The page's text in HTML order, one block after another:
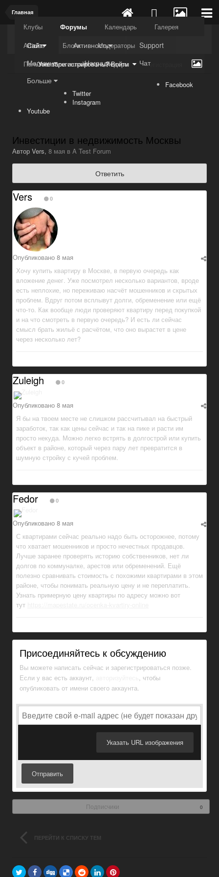
Главная
Kuli4kam.net Дружный форум
Сайт
Клубы Форумы Календарь
Галерея
Articles
Блоги
Модераторы
Пользователи онлайн
Лидеры
Активность
Support
Магазин
Награды
Чат
Больше
Уже зарегистрированы? Войти Регистрация
Facebook
Twitter
Instagram
Youtube
Инвестиции в недвижимость Москвы
Автор Vers, 8 мая в A Test Forum
Ответить
Vers 0
Опубликовано 8 мая
Хочу купить квартиру в Москве, в первую очередь как
вложение денег. Уже посмотрел несколько вариантов, вроде
есть неплохие, но переживаю насчёт мошенников и скрытых
проблем. Вдруг потом всплывут долги, обременение или ещё
что-то. Как вообще люди проверяют квартиру перед покупкой
и на что смотреть в первую очередь? И есть ли сейчас
смысл брать жильё с расчётом, что оно вырастет в цене
через несколько лет?
Zuleigh 0
Опубликовано 8 мая
Я бы на твоем месте не слишком рассчитывал на быстрый
заработок, так как цены сейчас и так на пике и расти им
просто некуда. Можно легко встрять в долгострой или купить
объект в районе, который через пару лет превратится в
шумную стройку с кучей проблем.
Fedor 0
Опубликовано 8 мая
С квартирами сейчас реально надо быть осторожнее, потому
что хватает мошенников и просто нечестных продавцов.
Лучше заранее проверять историю собственников, нет ли
долгов по коммуналке, арестов или обременений. Ещё
полезно сравнивать стоимость с похожими квартирами в этом
районе, чтобы понимать реальную цену и не переплатить.
Узнать примерную цену квартиры по адресу можно вот
тут
Присоединяйтесь к обсуждению
Вы можете написать сейчас и зарегистрироваться позже.
Если у вас есть аккаунт,
, чтобы
опубликовать от имени своего аккаунта.
Указать URL изображения
Отправить
Подписчики 0
ПЕРЕЙТИ К СПИСКУ ТЕМ